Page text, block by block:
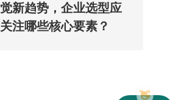
觉新趋势，企业选型应
关注哪些核心要素？